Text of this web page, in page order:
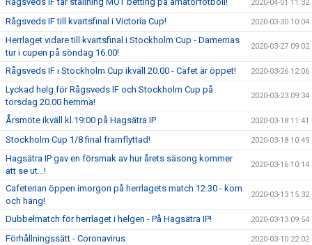
2020-04-01 11:32
Rågsveds IF till kvartsfinal i Victoria Cup! 2020-03-30 10:04
Herrlaget vidare till kvartsfinal i Stockholm Cup - Damernas
tur i cupen på söndag 16.00!
2020-03-27 09:02
Rågsveds IF i Stockholm Cup ikväll 20.00 - Cafet är öppet! 2020-03-26 12:06
Lyckad helg för Rågsveds IF och Stockholm Cup på
torsdag 20.00 hemma!
2020-03-23 09:34
Årsmöte ikväll kl.19:00 på Hagsätra IP 2020-03-18 11:41
Stockholm Cup 1/8 final framflyttad! 2020-03-18 10:49
Hagsätra IP gav en försmak av hur årets säsong kommer
att se ut...!
2020-03-16 10:14
Cafeterian öppen imorgon på herrlagets match 12.30 - kom
och häng!
2020-03-13 15:32
Dubbelmatch för herrlaget i helgen - På Hagsätra IP! 2020-03-13 09:54
Förhållningssätt - Coronavirus 2020-03-10 22:02